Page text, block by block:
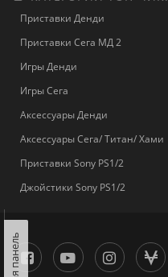
Приставки Денди
Приставки Сега МД 2
Игры Денди
Игры Сега
Аксессуары Денди
Аксессуары Сега/ Титан/ Хами
Приставки Sony PS1/2
Джойстики Sony PS1/2